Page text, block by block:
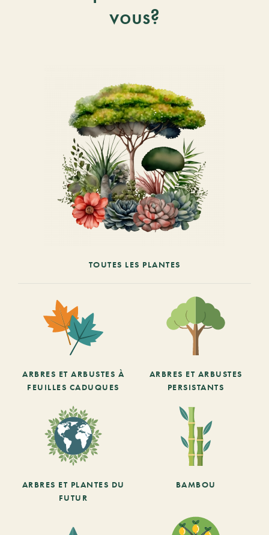
vous?
TOUTES LES PLANTES
ARBRES ET ARBUSTES À
FEUILLES CADUQUES
ARBRES ET ARBUSTES
PERSISTANTS
ARBRES ET PLANTES DU
FUTUR
BAMBOU